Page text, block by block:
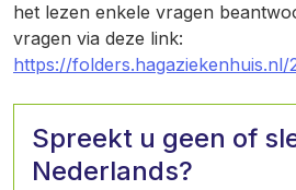
het lezen enkele vragen
vragen via deze link:
https://folders.hagaziekenhuis.nl/
Spreekt u geen of
Nederlands?